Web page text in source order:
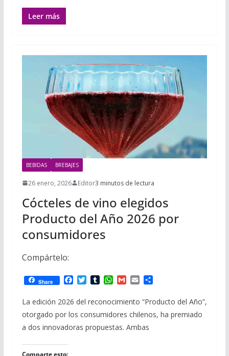
Leer más
BEBIDAS BREBAJES
26 enero, 2026 Editor3 minutos de lectura
Cócteles de vino elegidos
Producto del Año 2026 por
consumidores
Compártelo:
Share
F
c
e
b
o
T
i
t
t
e
r
T
m
b
l
r
W
a
t
s
A
G
a
i
l
E
a
i
l
C
m
p
a
La edición 2026 del reconocimiento “Producto del Año”,
otorgado por los consumidores chilenos, ha premiado
a dos innovadoras propuestas. Ambas
Comparte esto: